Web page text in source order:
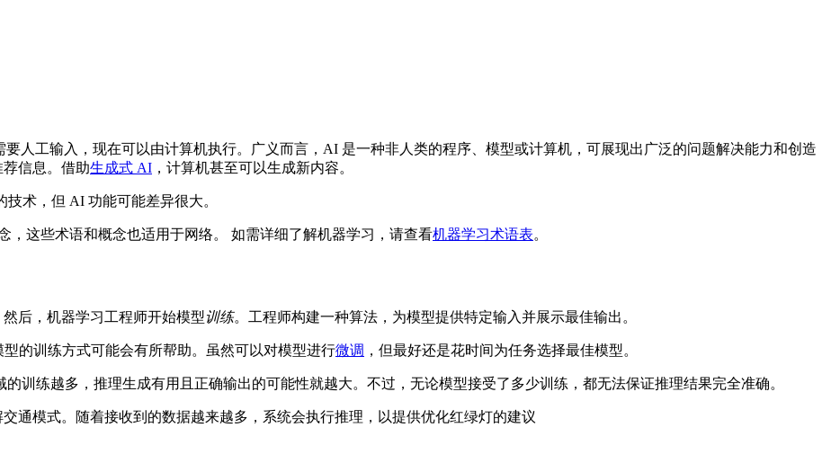
人工输入，现在可以由计算机执行。广义而言，AI 是一种非人类的程序、模型或计算机，可展现出广泛的问题解决能力和创造
信息。借助生成式 AI ，计算机甚至可以生成新内容。
术，但 AI 功能可能差异很大。
这些术语和概念也适用于网络。 如需详细了解机器学习，请查看机器学习术语表。
后，机器学习工程师开始模型训练。工程师构建一种算法，为模型提供特定输入并展示最佳输出。
的训练方式可能会有所帮助。虽然可以对模型进行微调 ，但最好还是花时间为任务选择最佳模型。
训练越多，推理生成有用且正确输出的可能性就越大。不过，无论模型接受了多少训练，都无法保证推理结果完全准确。
通模式。随着接收到的数据越来越多，系统会执行推理，以提供优化红绿灯的建议